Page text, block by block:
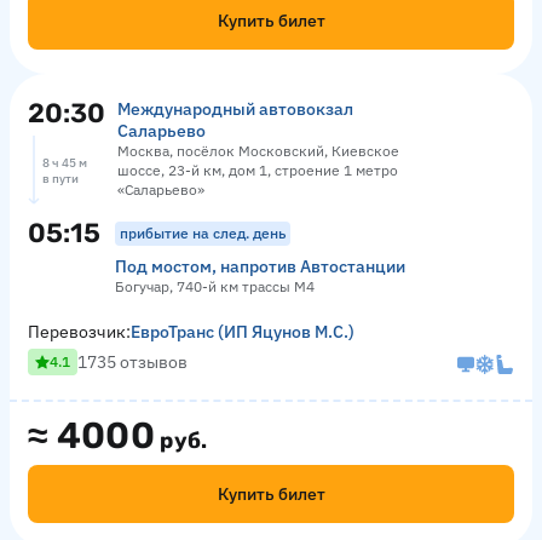
Купить билет
20:30
Международный автовокзал
Саларьево
Москва, посёлок Московский, Киевское
шоссе, 23-й км, дом 1, строение 1 метро
«Саларьево»
8 ч 45 м
в пути
05:15 прибытие на след. день
Под мостом, напротив Автостанции
Богучар, 740-й км трассы М4
≈ 4000 руб.
Купить билет
Перевозчик:ЕвроТранс (ИП Яцунов М.С.)
4.1 1735 отзывов